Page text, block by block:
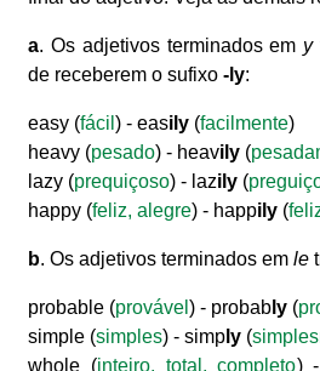
a. Os adjetivos terminados em y
de receberem o sufixo-ly:
easy (fácil) - easily (facilmente)
heavy (pesado) - heavily (
lazy (prequiçoso) - lazily (
happy (feliz, alegre) - happily (
b. Os adjetivos terminados emle
probable (provável) - probab ly (
simple (simples) - simp ly (
whole (inteiro, total, completo)